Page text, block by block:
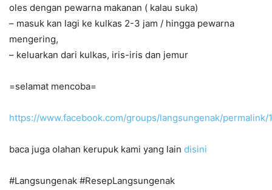
oles dengan pewarna makanan ( kalau suka)
– masuk kan lagi ke kulkas 2-3 jam / hingga pewarna
mengering,
– keluarkan dari kulkas, iris-iris dan jemur
=selamat mencoba=
https://www.facebook.com/groups/langsungenak/permalink/
baca juga olahan kerupuk kami yang lain disini
#Langsungenak #ResepLangsungenak